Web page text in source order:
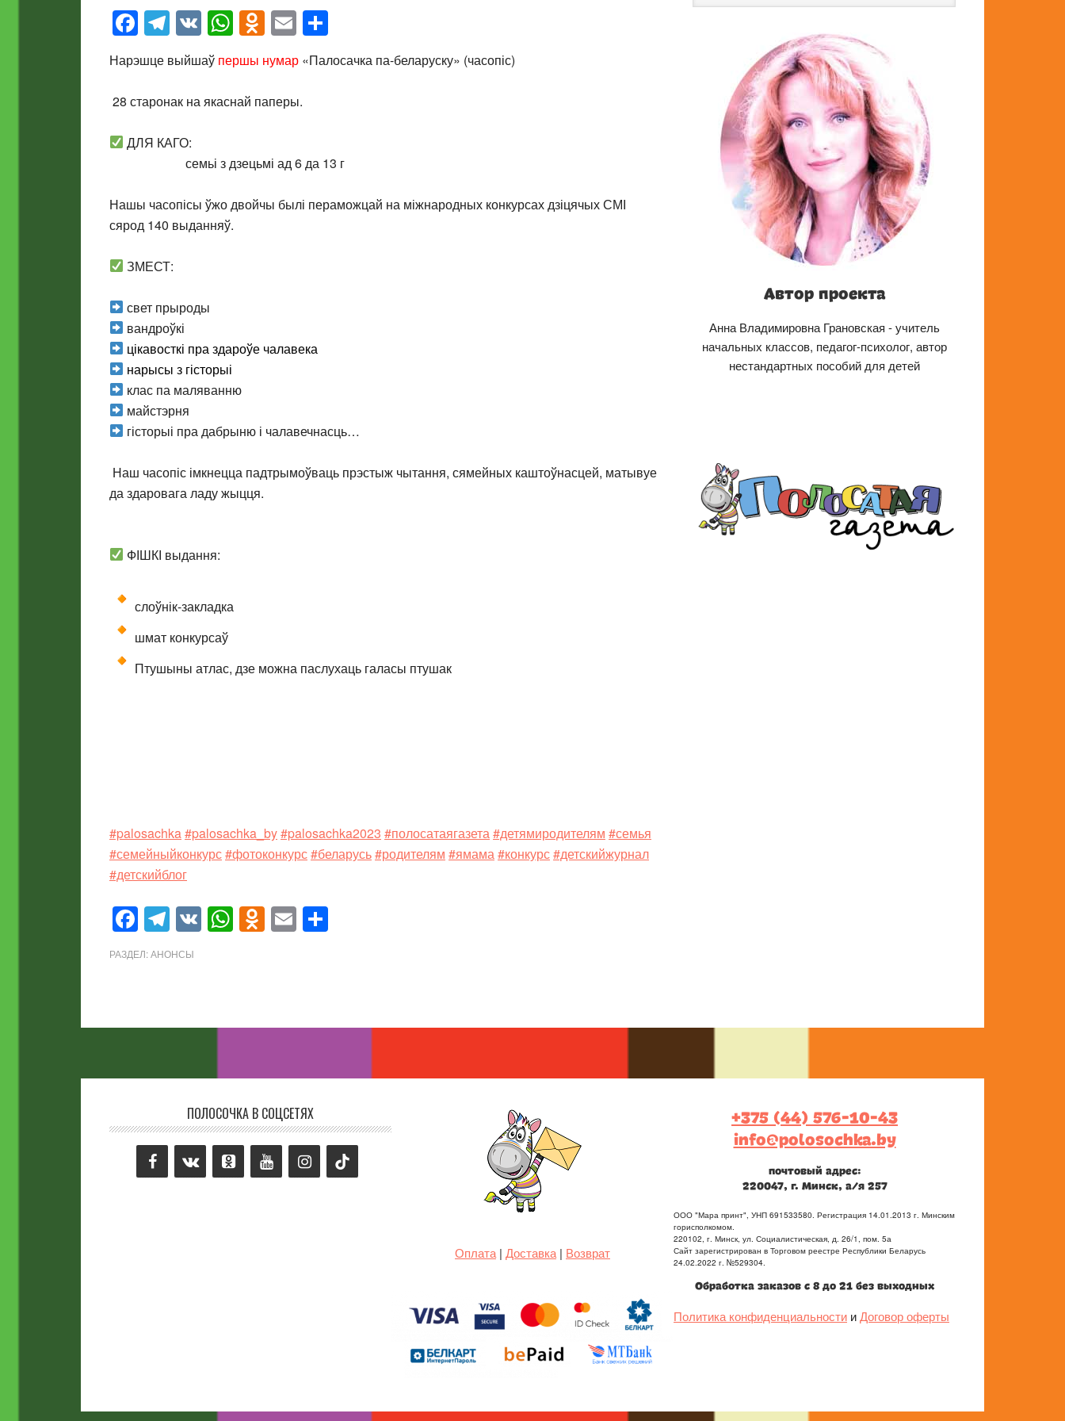
Facebook
Telegram
VKWhatsApp
Odnoklassniki
Email
Нарэшце выйшаў першы нумар «Палосачка па-беларуску» (часопіс)
28 старонак на якаснай паперы.
ДЛЯ КАГО:
семьі з дзецьмі ад 6 да 13 г
Нашы часопісы ўжо двойчы былі пераможцай на міжнародных конкурсах дзіцячых СМІ
сярод 140 выданняў.
ЗМЕСТ:
свет прыроды
вандроўкі
цікавосткі пра здароўе чалавека
нарысы з гісторыі
клас па маляванню
майстэрня
гісторыі пра дабрыню і чалавечнасць…
Наш часопіс імкнецца падтрымоўваць прэстыж чытання, сямейных каштоўнасцей, матывуе
да здаровага ладу жыцця.
ФІШКІ выдання:
слоўнік-закладка
шмат конкурсаў
Птушыны атлас, дзе можна паслухаць галасы птушак
#palosachka#palosachka_by#palosachka2023 #полосатаягазета#детямиродителям #семья
#семейныйконкурс#фотоконкурс#беларусь#родителям #ямама#конкурс#детскийжурнал
#детскийблог
Facebook
Telegram
VKWhatsApp
Odnoklassniki
Email
РАЗДЕЛ:АНОНСЫ
сайту
Автор проекта
Анна Владимировна Грановская - учитель
начальных классов, педагог-психолог, автор
нестандартных пособий для детей
ПОЛОСОЧКА В СОЦСЕТЯХ
Оплата | Доставка | Возврат
+375 (44) 576-10-43
info@polosochka.by
почтовый адрес:
220047, г. Минск, а/я 257
ООО "Мара принт", УНП 691533580. Регистрация 14.01.2013 г. Минским
горисполкомом.
220102, г. Минск, ул. Социалистическая, д. 26/1, пом. 5а
Сайт зарегистрирован в Торговом реестре Республики Беларусь
24.02.2022 г. №529304.
Обработка заказов с 8 до 21 без выходных
Политика конфиденциальности иДоговор оферты